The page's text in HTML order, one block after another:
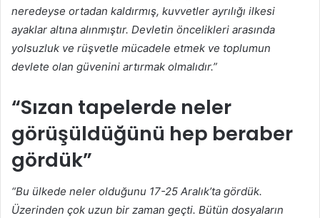
neredeyse ortadan kaldırmış, kuvvetler ayrılığı ilkesi
ayaklar altına alınmıştır. Devletin öncelikleri arasında
yolsuzluk ve rüşvetle mücadele etmek ve toplumun
devlete olan güvenini artırmak olmalıdır.”
“Sızan tapelerde neler
görüşüldüğünü hep beraber
gördük”
“Bu ülkede neler olduğunu 17-25 Aralık’ta gördük.
Üzerinden çok uzun bir zaman geçti. Bütün dosyaların